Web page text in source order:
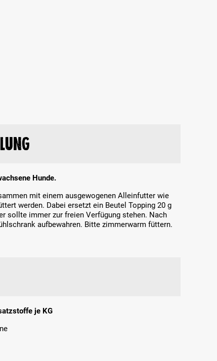
Hunde.
mit einem ausgewogenen Alleinfutter wie
werden. Dabei ersetzt ein Beutel Topping 20 g
sollte immer zur freien Verfügung stehen. Nach
aufbewahren. Bitte zimmerwarm füttern.
je KG